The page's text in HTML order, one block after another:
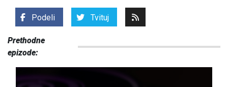
Podeli Tvituj
Prethodne
epizode: